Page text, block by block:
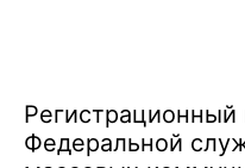
Федеральной